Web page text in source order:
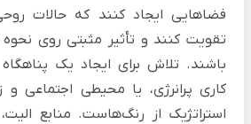
فضاهایی ایجاد کنند که حالات
تقویت کنند و تأثیر مثبتی روی نحوه
باشند. تلاش برای ایجاد یک
کاری پرانرژی، یا محیطی اجتماعی و
استراتژیک از رنگ‌هاست. منابع